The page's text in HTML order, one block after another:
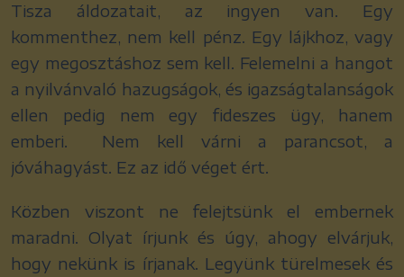
Tisza áldozatait, az ingyen van. Egy
kommenthez, nem kell pénz. Egy lájkhoz, vagy
egy megosztáshoz sem kell. Felemelni a hangot
a nyilvánvaló hazugságok, és igazságtalanságok
ellen pedig nem egy fideszes ügy, hanem
emberi. Nem kell várni a parancsot, a
jóváhagyást. Ez az idő véget ért.
Közben viszont ne felejtsünk el embernek
maradni. Olyat írjunk és úgy, ahogy elvárjuk,
hogy nekünk is írjanak. Legyünk türelmesek és